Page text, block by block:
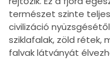
természet szinte
civilizáció
sziklafalak, zöld rétek,
falvak látványát